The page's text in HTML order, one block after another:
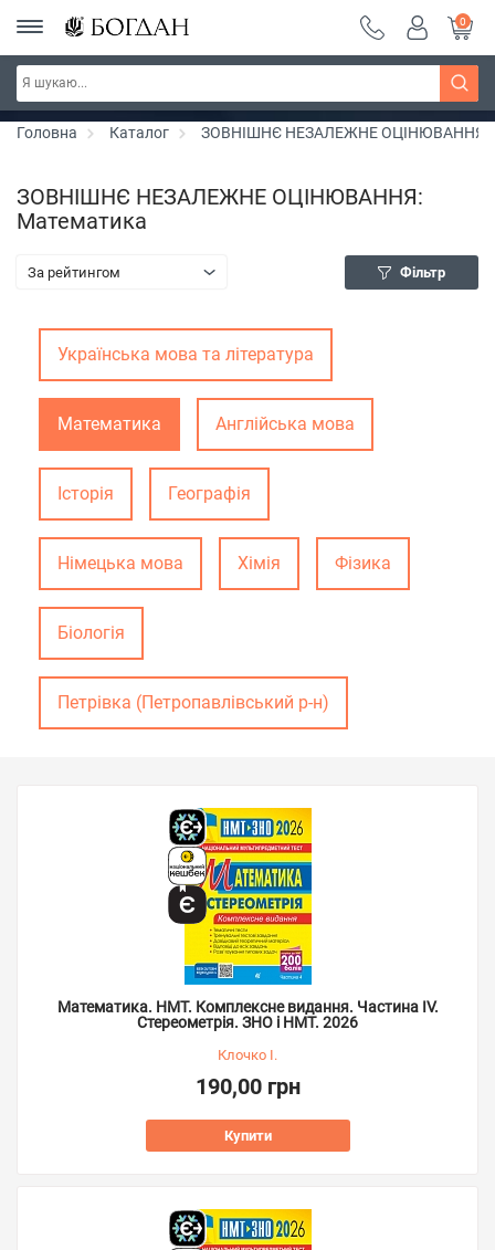
РОЗПРОДАЖ ~ 150 грн ~ 200 грн ~ 250 грн ~
300 грн ~ РОЗПРОДАЖ
Дізнатись більше
0
Головна Каталог ЗОВНІШНЄ НЕЗАЛЕЖНЕ ОЦІНЮВАННЯ
ЗОВНІШНЄ НЕЗАЛЕЖНЕ ОЦІНЮВАННЯ:
Математика
За рейтингом Фільтр
Українська мова та література
Математика Англійська мова
Історія Географія
Німецька мова Хімія Фізика
Біологія
Петрівка (Петропавлівський р-н)
Математика. НМТ. Комплексне видання. Частина ІV.
Стереометрія. ЗНО і НМТ. 2026
Клочко І.
190,00 грн
Купити